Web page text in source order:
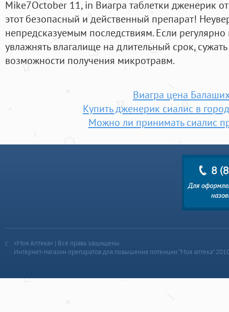
Mike7October 11, in Виагра таблетки дженерик
этот безопасный и действенный препарат!
непредсказуемым последствиям. Если регулярно
увлажнять влагалище на длительный срок,
возможности получения микротравм.
Виагра цена
Купить дженерик сиалис в
Можно ли принимать сиалис
«Моя Аптека» | Все права защищены
Интернет-магазин препаратов для повышения потенции “Моя аптека”